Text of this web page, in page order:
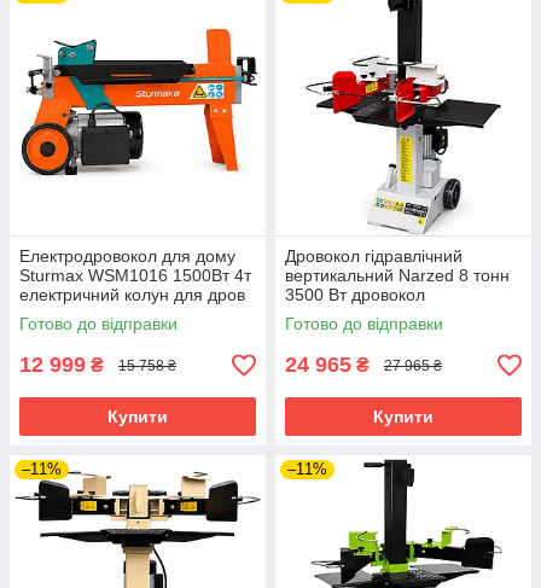
Електродровокол для дому
Sturmax WSM1016 1500Вт 4т
електричний колун для дров
дровокол електричний
горизонтальний
Готово до відправки
12 999 ₴ 15 758 ₴
Купити
Дровокол гідравлічний
вертикальний Narzed 8 тонн
3500 Вт дровокол
гідравлічний для приватного
будинку
Готово до відправки
24 965 ₴ 27 965 ₴
Купити
–11% –11%